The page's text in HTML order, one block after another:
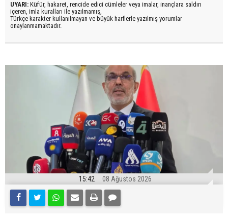
UYARI: Küfür, hakaret, rencide edici cümleler veya imalar, inançlara saldırı
içeren, imla kuralları ile yazılmamış,
Türkçe karakter kullanılmayan ve büyük harflerle yazılmış yorumlar
onaylanmamaktadır.
15:42 08 Ağustos 2026